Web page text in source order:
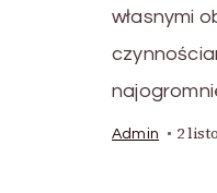
własnymi
Admin 2